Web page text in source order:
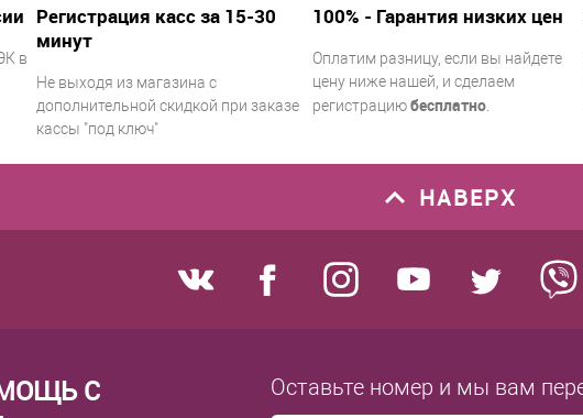
в
Регистрация касс за 15-30
минут
Не выходя из магазина с
дополнительной скидкой при заказе
кассы "под ключ"
100% - Гарантия низких цен
Оплатим разницу, если вы найдете
цену ниже нашей, и сделаем
регистрациюбесплатно.
НАВЕРХ
С
Оставьте номер и мы вам